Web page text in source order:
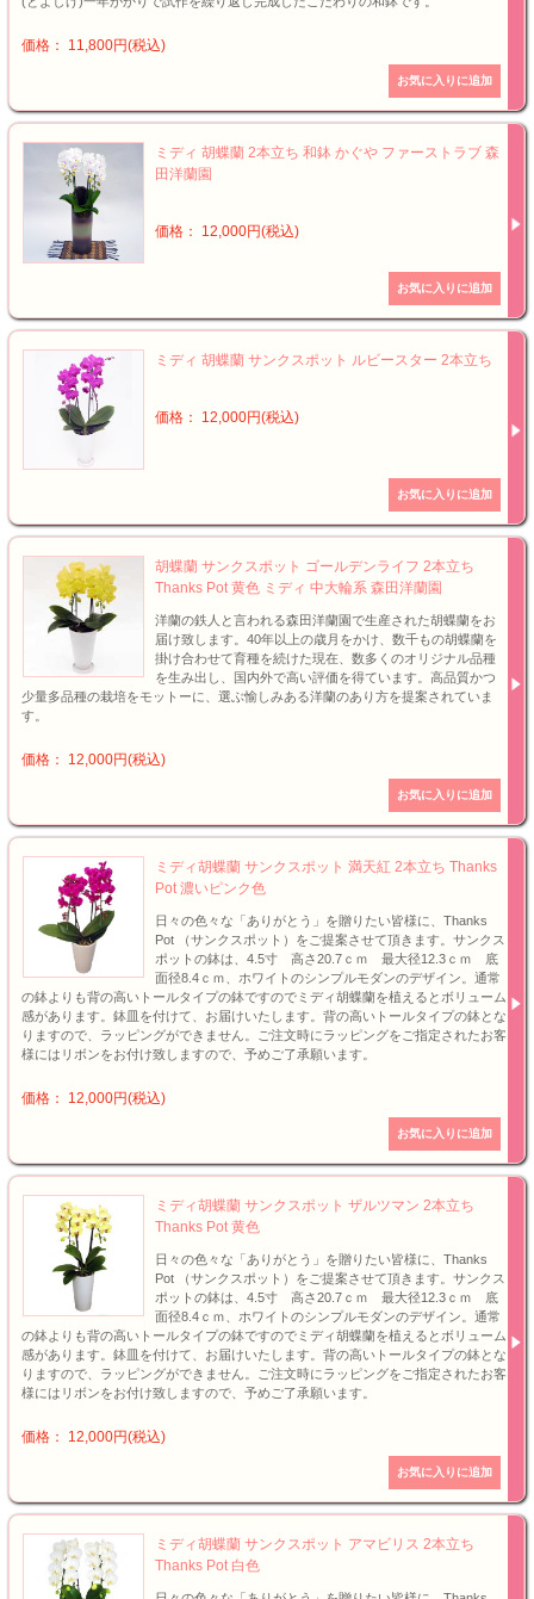
価格： 11,800円(税込)
ミディ 胡蝶蘭 2本立ち 和鉢 かぐや ファーストラブ 森
田洋蘭園
価格： 12,000円(税込)
ミディ 胡蝶蘭 サンクスポット ルビースター 2本立ち
価格： 12,000円(税込)
胡蝶蘭 サンクスポット ゴールデンライフ 2本立ち
Thanks Pot 黄色 ミディ 中大輪系 森田洋蘭園
洋蘭の鉄人と言われる森田洋蘭園で生産された胡蝶蘭をお
届け致します。40年以上の歳月をかけ、数千もの胡蝶蘭を
掛け合わせて育種を続けた現在、数多くのオリジナル品種
を生み出し、国内外で高い評価を得ています。高品質かつ
少量多品種の栽培をモットーに、選ぶ愉しみある洋蘭のあり方を提案されていま
す。
価格： 12,000円(税込)
ミディ胡蝶蘭 サンクスポット 満天紅 2本立ち Thanks
Pot 濃いピンク色
日々の色々な「ありがとう」を贈りたい皆様に、Thanks
Pot （サンクスポット）をご提案させて頂きます。サンクス
ポットの鉢は、4.5寸 高さ20.7ｃｍ 最大径12.3ｃｍ 底
面径8.4ｃｍ、ホワイトのシンプルモダンのデザイン。通常
の鉢よりも背の高いトールタイプの鉢ですのでミディ胡蝶蘭を植えるとボリューム
感があります。鉢皿を付けて、お届けいたします。背の高いトールタイプの鉢とな
りますので、ラッピングができません。ご注文時にラッピングをご指定されたお客
様にはリボンをお付け致しますので、予めご了承願います。
価格： 12,000円(税込)
ミディ胡蝶蘭 サンクスポット ザルツマン 2本立ち
Thanks Pot 黄色
日々の色々な「ありがとう」を贈りたい皆様に、Thanks
Pot （サンクスポット）をご提案させて頂きます。サンクス
ポットの鉢は、4.5寸 高さ20.7ｃｍ 最大径12.3ｃｍ 底
面径8.4ｃｍ、ホワイトのシンプルモダンのデザイン。通常
の鉢よりも背の高いトールタイプの鉢ですのでミディ胡蝶蘭を植えるとボリューム
感があります。鉢皿を付けて、お届けいたします。背の高いトールタイプの鉢とな
りますので、ラッピングができません。ご注文時にラッピングをご指定されたお客
様にはリボンをお付け致しますので、予めご了承願います。
価格： 12,000円(税込)
ミディ胡蝶蘭 サンクスポット アマビリス 2本立ち
Thanks Pot 白色